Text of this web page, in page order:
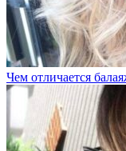
Чем отличается